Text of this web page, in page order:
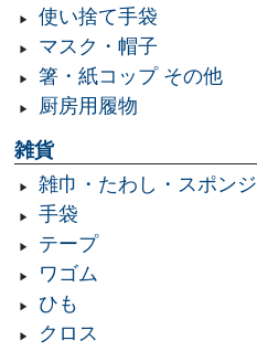
使い捨て手袋
マスク・帽子
箸・紙コップ その他
厨房用履物
雑貨
雑巾・たわし・スポンジ
手袋
テープ
ワゴム
ひも
クロス